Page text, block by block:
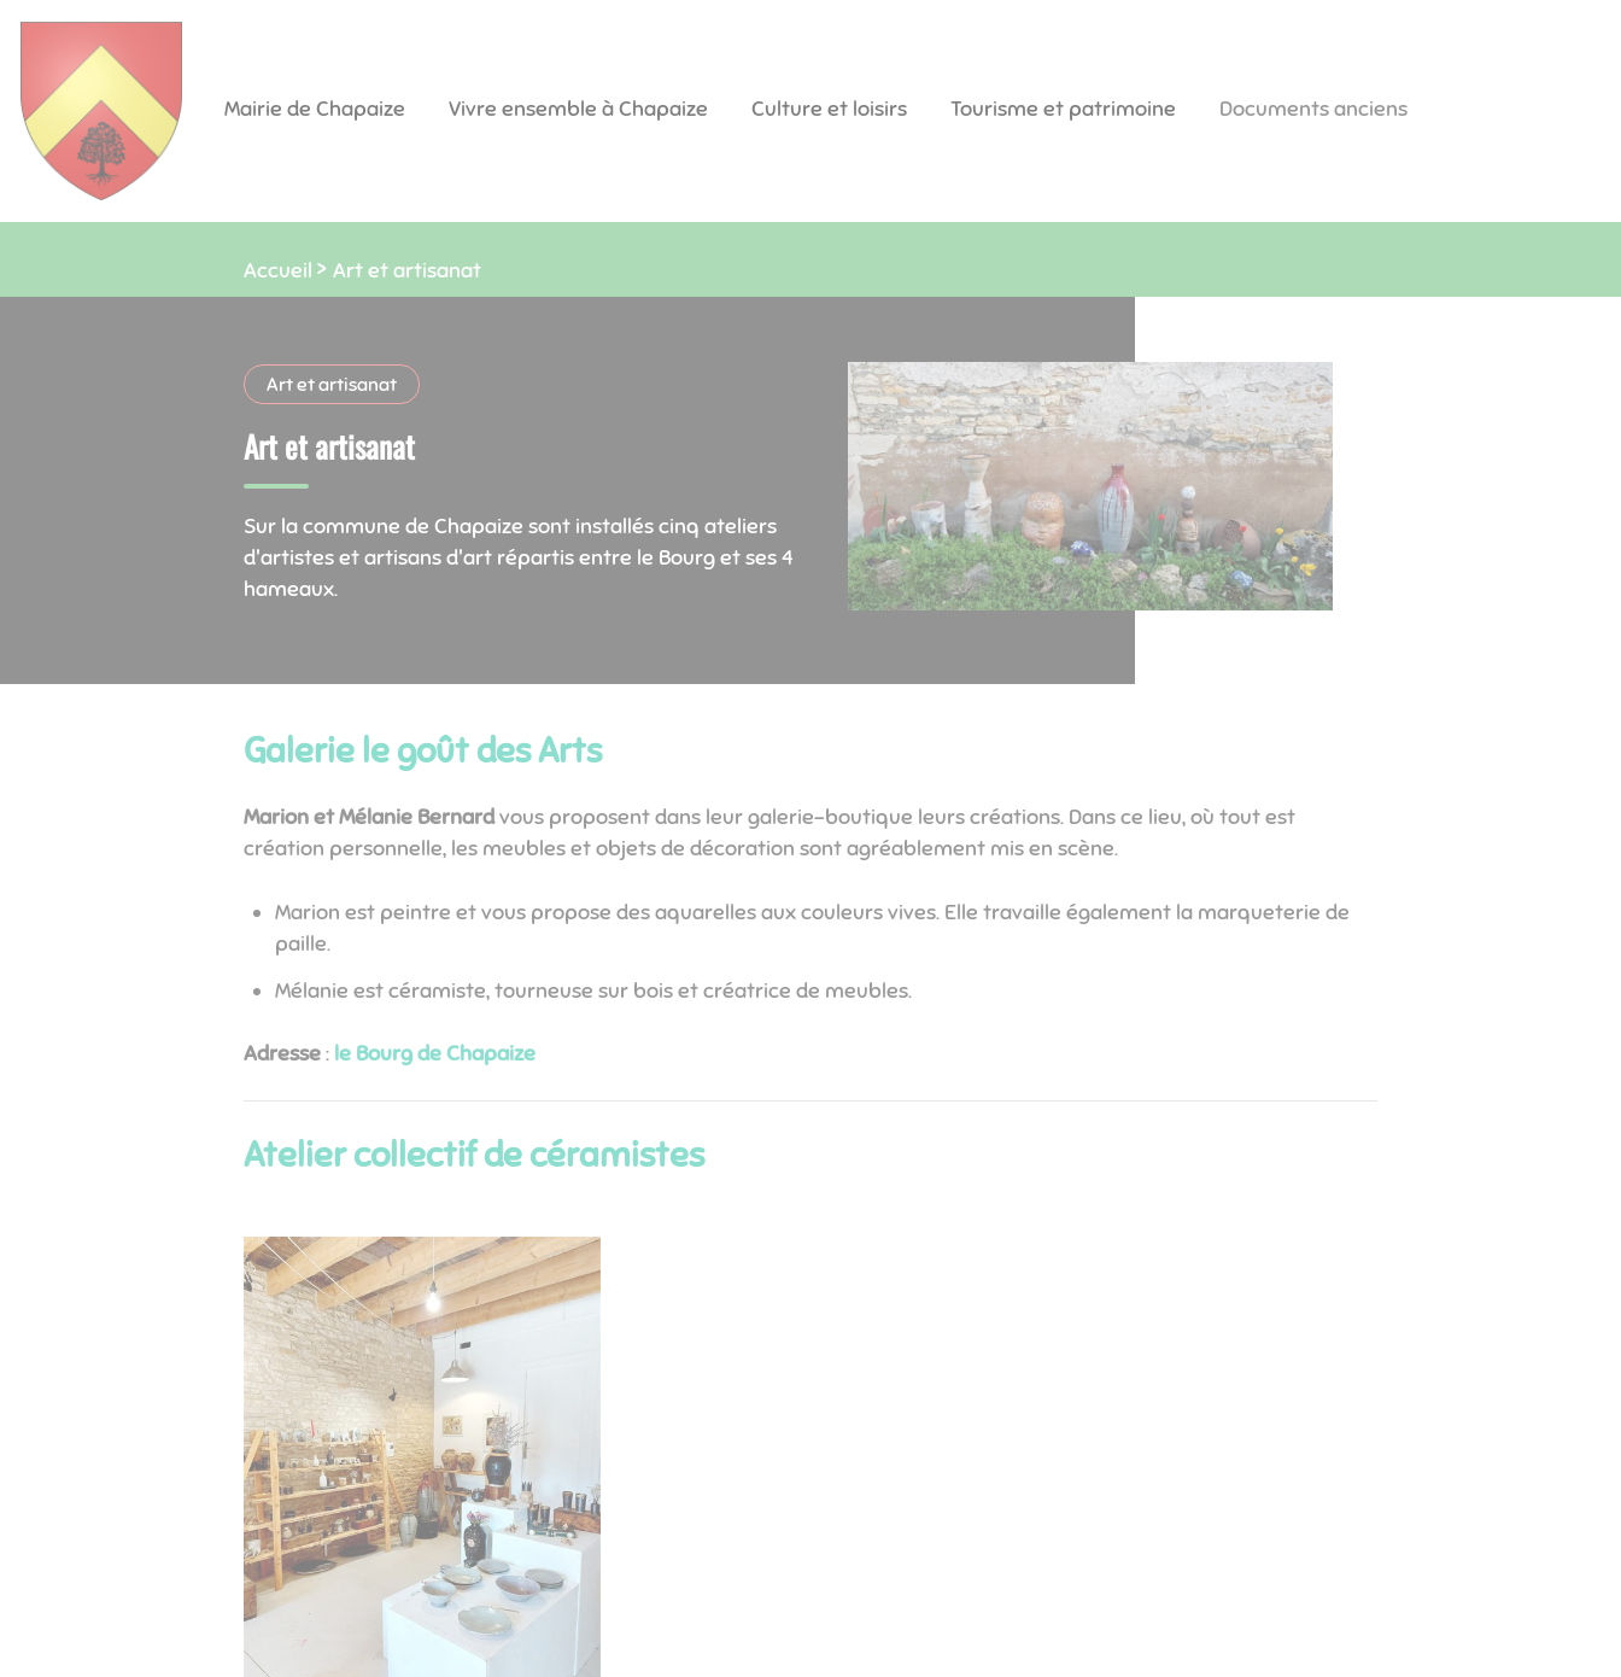
Lien
rapide
au
menu
Lien
rapide
au
contenu
principal
Lien
rapide
recherche
Lien
rapide
au
pied
Mairie de Chapaize Vivre ensemble à Chapaize Culture et loisirs Tourisme et patrimoine Documents anciens
Accueil Art et artisanat
Art et artisanat
Art et artisanat
Sur la commune de Chapaize sont installés cinq ateliers
d'artistes et artisans d'art répartis entre le Bourg et ses 4
hameaux.
Galerie le goût des Arts
Marion et Mélanie Bernardvous proposent dans leur galerie-boutique leurs créations. Dans ce lieu, où tout est
création personnelle, les meubles et objets de décoration sont agréablement mis en scène.
Marion est peintre et vous propose des aquarelles aux couleurs vives. Elle travaille également la marqueterie de
paille.
Mélanie est céramiste, tourneuse sur bois et créatrice de meubles.
Adresse: le Bourg de Chapaize
Atelier collectif de céramistes
Panneau de gestion des cookies